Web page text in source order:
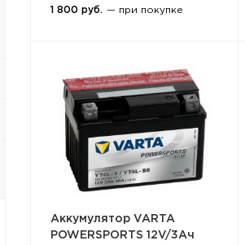
1 800 руб. — при покупке
Аккумулятор VARTA
POWERSPORTS 12V/3Ач